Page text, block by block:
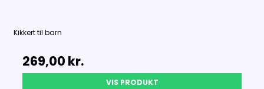
Kikkert til barn
269,00 kr.
VIS PRODUKT